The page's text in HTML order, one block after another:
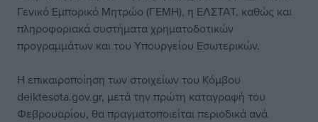
Γενικό Εμπορικό Μητρώο (ΓΕΜΗ), η ΕΛΣΤΑΤ, καθώς και
πληροφοριακά συστήματα χρηματοδοτικών
προγραμμάτων και του Υπουργείου Εσωτερικών.
Η επικαιροποίηση των στοιχείων του Κόμβου
deiktesota.gov.gr, μετά την πρώτη καταγραφή του
Φεβρουαρίου, θα πραγματοποιείται περιοδικά ανά